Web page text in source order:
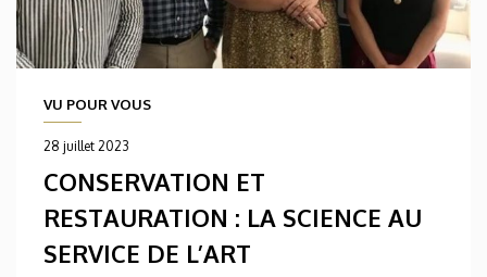
VU POUR VOUS
28 juillet 2023
CONSERVATION ET
RESTAURATION : LA SCIENCE AU
SERVICE DE L’ART